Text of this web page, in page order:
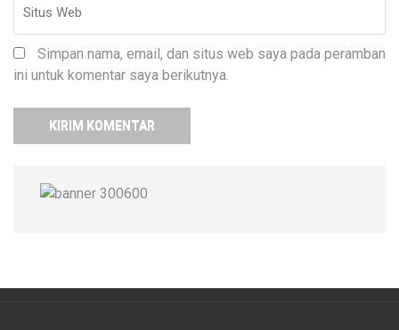
Simpan nama, email, dan situs web saya pada peramban
ini untuk komentar saya berikutnya.